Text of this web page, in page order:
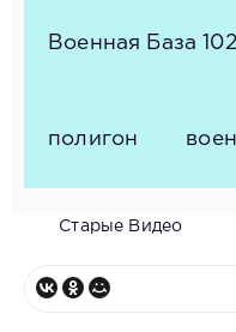
Военная База 102
полигон
Старые Видео